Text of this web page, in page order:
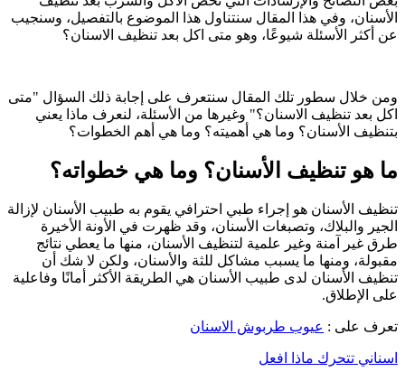
الأسنان، وفي هذا المقال سنتناول هذا الموضوع بالتفصيل، وسنجيب
عن أكثر الأسئلة شيوعًا، وهو متى اكل بعد تنظيف الاسنان؟
ومن خلال سطور تلك المقال سنتعرف على إجابة ذلك السؤال "متى
اكل بعد تنظيف الاسنان؟" وغيرها من الأسئلة، لنعرف ماذا يعني
بتنظيف الأسنان؟ وما هي أهميته؟ وما هي أهم الخطوات؟
ما هو تنظيف الأسنان؟ وما هي خطواته؟
تنظيف الأسنان هو إجراء طبي احترافي يقوم به طبيب الأسنان لإزالة
الجير والبلاك، وتصبغات الأسنان، وقد ظهرت في الأونة الأخيرة
طرق غير آمنة وغير علمية لتنظيف الأسنان، منها ما يعطي نتائج
مقبولة، ومنها ما يسبب مشاكل للثة والأسنان، ولكن لا شك أن
تنظيف الأسنان لدى طبيب الأسنان هي الطريقة الأكثر أمانًا وفاعلية
على الإطلاق.
تعرف على : عيوب طربوش الاسنان
اسناني تتحرك ماذا افعل